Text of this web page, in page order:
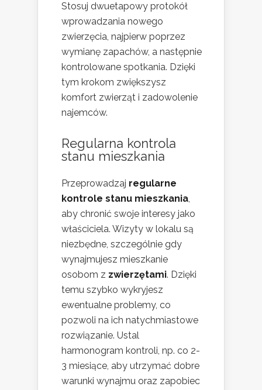
Stosuj dwuetapowy protokół
wprowadzania nowego
zwierzęcia, najpierw poprzez
wymianę zapachów, a następnie
kontrolowane spotkania. Dzięki
tym krokom zwiększysz
komfort zwierząt i zadowolenie
najemców.
Regularna kontrola
stanu mieszkania
Przeprowadzaj regularne
kontrole stanu mieszkania,
aby chronić swoje interesy jako
właściciela. Wizyty w lokalu są
niezbędne, szczególnie gdy
wynajmujesz mieszkanie
osobom z zwierzętami. Dzięki
temu szybko wykryjesz
ewentualne problemy, co
pozwoli na ich natychmiastowe
rozwiązanie. Ustal
harmonogram kontroli, np. co 2-
3 miesiące, aby utrzymać dobre
warunki wynajmu oraz zapobiec